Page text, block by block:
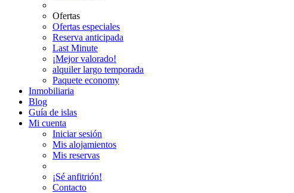
Ofertas
Ofertas especiales
Reserva anticipada
Last Minute
¡Mejor valorado!
alquiler largo temporada
Paquete economy
Inmobiliaria
Blog
Guía de islas
Mi cuenta
Iniciar sesión
Mis alojamientos
Mis reservas
¡Sé anfitrión!
Contacto